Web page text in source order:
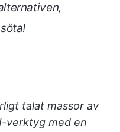
talat massor av
verktyg med en